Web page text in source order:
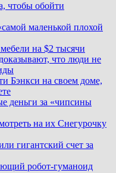
чтобы обойти
маленькой плохой
на $2 тысячи
что люди не
Бэнкси на своем доме,
деньги за «чипсины
на их Снегурочку
гигантский счет за
робот-гуманоид